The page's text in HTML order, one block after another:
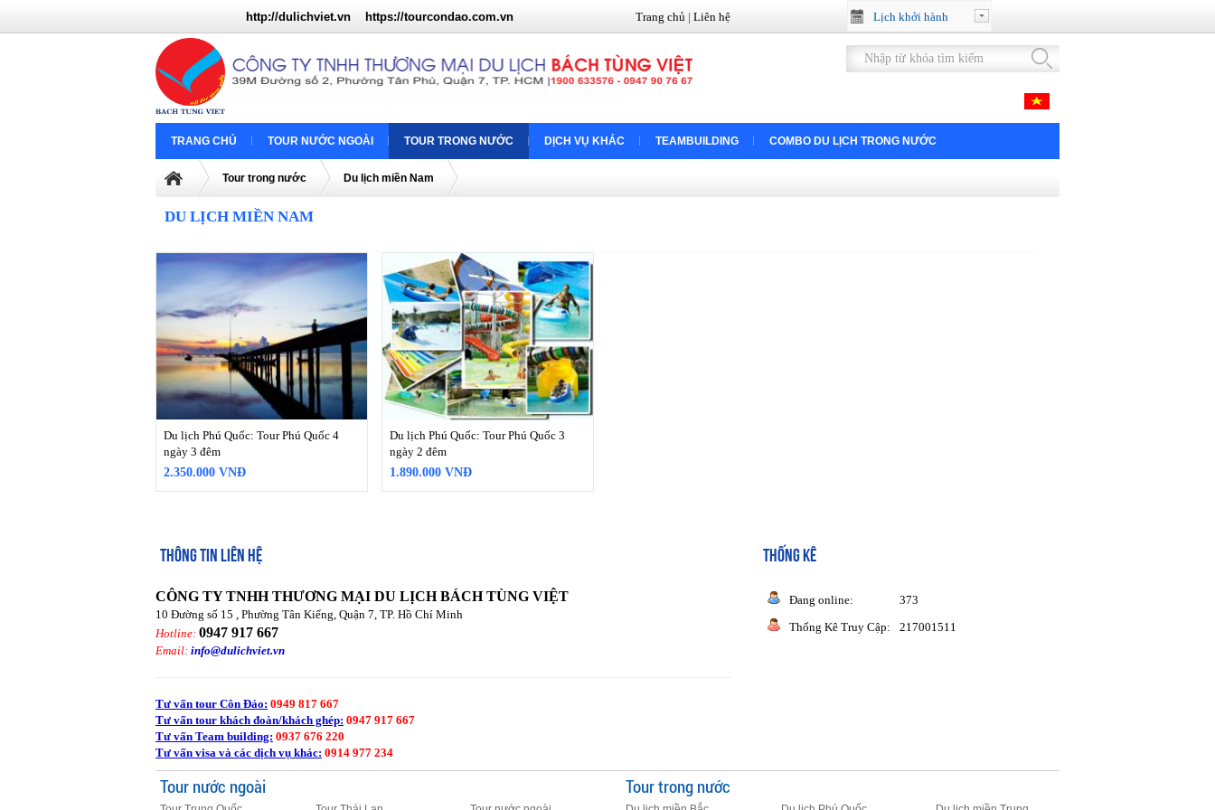
http://dulichviet.vn https://tourcondao.com.vn Trang chủ| Liên hệ Lịch khởi hành
TRANG CHỦ TOUR NƯỚC NGOÀI TOUR TRONG NƯỚC DỊCH VỤ KHÁC TEAMBUILDING COMBO DU LỊCH TRONG NƯỚC
Tour trong nước Du lịch miền Nam
DU LỊCH MIỀN NAM
Du lịch Phú Quốc: Tour Phú Quốc 4
ngày 3 đêm
2.350.000 VNĐ
Du lịch Phú Quốc: Tour Phú Quốc 3
ngày 2 đêm
1.890.000 VNĐ
THÔNG TIN LIÊN HỆ
CÔNG TY TNHH THƯƠNG MẠI DU LỊCH BÁCH TÙNG VIỆT
10 Đường số 15 , Phường Tân Kiểng, Quận 7, TP. Hồ Chí Minh
Hotline: 0947 917 667
Email: info@dulichviet.vn
Tư vấn tour Côn Đảo: 0949 817 667
Tư vấn tour khách đoàn/khách ghép: 0947 917 667
Tư vấn Team building: 0937 676 220
Tư vấn visa và các dịch vụ khác: 0914 977 234
THỐNG KÊ
Đang online:
373
Thống Kê Truy Cập:
217001511
Tour nước ngoài Tour trong nước